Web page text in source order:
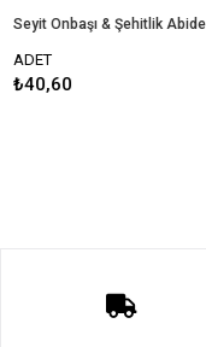
Seyit Onbaşı & Şehitlik Abidesi
ADET
₺40,60